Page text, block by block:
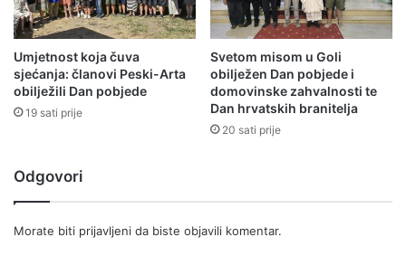
Umjetnost koja čuva
sjećanja: članovi Peski-Arta
obilježili Dan pobjede
19 sati prije
Svetom misom u Goli
obilježen Dan pobjede i
domovinske zahvalnosti te
Dan hrvatskih branitelja
20 sati prije
Odgovori
Morate biti prijavljeni da biste objavili komentar.